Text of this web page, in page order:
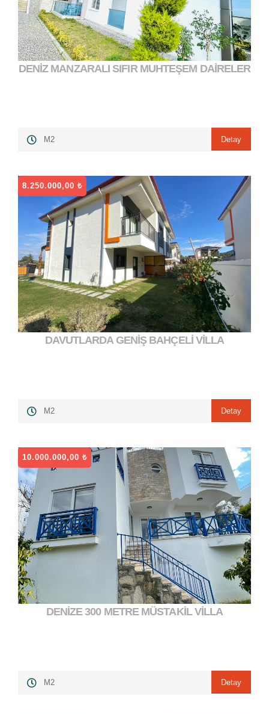
3.700.000,00 ₺ ">
DENİZ MANZARALI SIFIR MUHTEŞEM DAİRELER
M2 Detay
8.250.000,00 ₺
8.250.000,00 ₺">
DAVUTLARDA GENİŞ BAHÇELİ VİLLA
M2 Detay
10.000.000,00 ₺
10.000.000,00 ₺">
DENİZE 300 METRE MÜSTAKİL VİLLA
M2 Detay